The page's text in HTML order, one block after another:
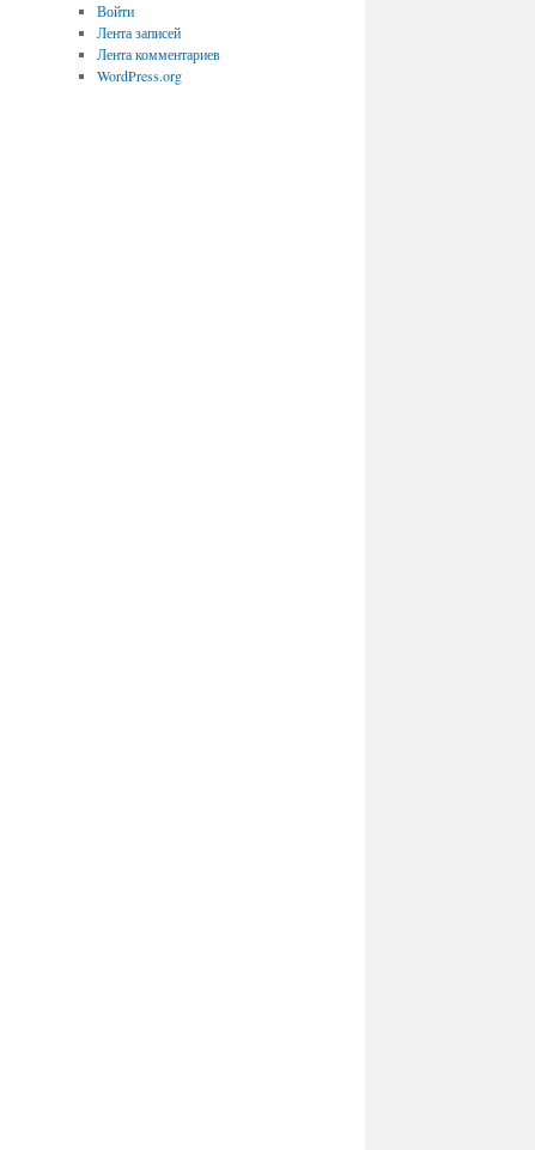
Войти
Лента записей
Лента комментариев
WordPress.org